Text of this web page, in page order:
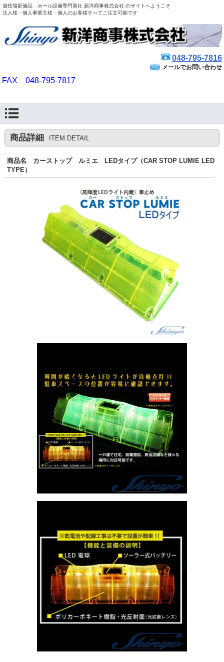
遊技場部備品 ホール設備専門商社 新洋商事株式会社 のサイトへようこそ
法人様・個人事業主様・個人のお客様すべてご注文可能です
048-795-7816
メールでお問い合わせ
FAX 048-795-7817
商品詳細 ITEM DETAIL
商品名 カーストップ ルミエ LEDタイプ（CAR STOP LUMIE LED
TYPE）